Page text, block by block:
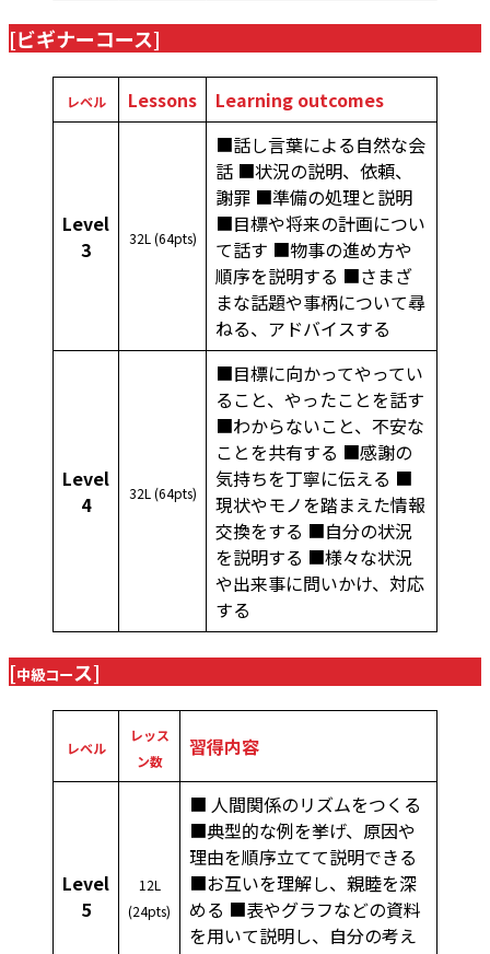
[ビギナーコース]
レベル Lessons Learning outcomes
Level
3
32L (64pts)
■話し言葉による自然な会
話 ■状況の説明、依頼、
謝罪 ■準備の処理と説明
■目標や将来の計画につい
て話す ■物事の進め方や
順序を説明する ■さまざ
まな話題や事柄について尋
ねる、アドバイスする
Level
4
32L (64pts)
■目標に向かってやってい
ること、やったことを話す
■わからないこと、不安な
ことを共有する ■感謝の
気持ちを丁寧に伝える ■
現状やモノを踏まえた情報
交換をする ■自分の状況
を説明する ■様々な状況
や出来事に問いかけ、対応
する
[中級コース]
レベル
レッス
ン数
習得内容
Level
5
12L
(24pts)
■ 人間関係のリズムをつくる
■典型的な例を挙げ、原因や
理由を順序立てて説明できる
■お互いを理解し、親睦を深
める ■表やグラフなどの資料
を用いて説明し、自分の考え